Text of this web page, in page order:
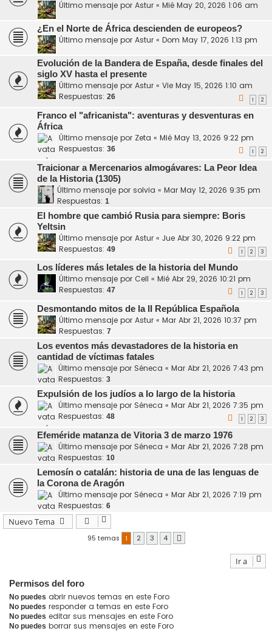
Último mensaje por Astur « Mié May 20, 2026 1:06 am
¿En el Norte de África descienden de europeos?
Último mensaje por Astur « Dom May 17, 2026 1:13 pm
Evolución de la Bandera de España, desde finales del
siglo XV hasta el presente
Último mensaje por Astur « Vie May 15, 2026 1:10 am
Respuestas: 26 1 2
Franco el "africanista": aventuras y desventuras en
África
Último mensaje por Zeta « Mié May 13, 2026 9:22 pm
Respuestas: 36 1 2
Traicionar a Mercenarios almogávares: La Peor Idea
de la Historia (1305)
Último mensaje por solvia « Mar May 12, 2026 9:35 pm
Respuestas: 1
El hombre que cambió Rusia para siempre: Boris
Yeltsin
Último mensaje por Astur « Jue Abr 30, 2026 9:22 pm
Respuestas: 49 1 2 3
Los líderes más letales de la historia del Mundo
Último mensaje por Cell « Mié Abr 29, 2026 10:21 pm
Respuestas: 47 1 2 3
Desmontando mitos de la II República Española
Último mensaje por Astur « Mar Abr 21, 2026 10:37 pm
Respuestas: 7
Los eventos más devastadores de la historia en
cantidad de víctimas fatales
Último mensaje por Séneca « Mar Abr 21, 2026 7:43 pm
Respuestas: 3
Expulsión de los judíos a lo largo de la historia
Último mensaje por Séneca « Mar Abr 21, 2026 7:35 pm
Respuestas: 48 1 2 3
Efeméride matanza de Vitoria 3 de marzo 1976
Último mensaje por Séneca « Mar Abr 21, 2026 7:28 pm
Respuestas: 10
Lemosín o catalán: historia de una de las lenguas de
la Corona de Aragón
Último mensaje por Séneca « Mar Abr 21, 2026 7:19 pm
Respuestas: 6
Nuevo Tema
95 temas 1 2 3 4
Ir a
Permisos del foro
No puedes abrir nuevos temas en este Foro
No puedes responder a temas en este Foro
No puedes editar sus mensajes en este Foro
No puedes borrar sus mensajes en este Foro